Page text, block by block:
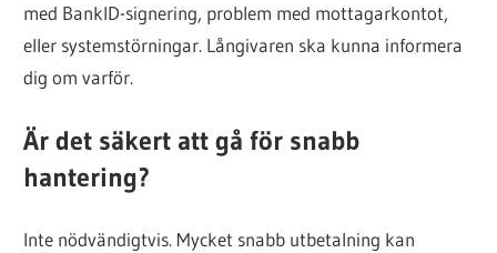
med BankID-signering, problem med mottagarkontot,
eller systemstörningar. Långivaren ska kunna informera
dig om varför.
Är det säkert att gå för snabb
hantering?
Inte nödvändigtvis. Mycket snabb utbetalning kan